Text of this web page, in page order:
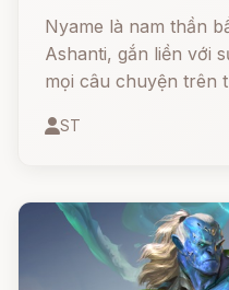
Nyame là nam thần
Ashanti, gắn liền với
mọi câu chuyện trên
là Bea và Tano.
ST